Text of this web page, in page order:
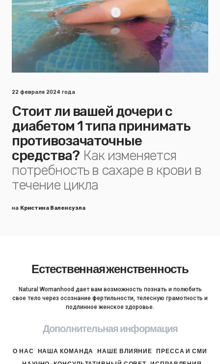
22 февраля 2024 года
Стоит ли вашей дочери с
диабетом 1 типа принимать
противозачаточные
средства? Как изменяется
потребность в сахаре в крови в
течение цикла
на Кристина Валенсуэла
Естественная женственность
Natural Womanhood дает вам возможность познать и полюбить
свое тело через осознание фертильности, телесную грамотность и
подлинное женское здоровье.
Дополнительная информация
О НАС НАША КОМАНДА НАШЕ ВЛИЯНИЕ
ПРЕССА И СМИ